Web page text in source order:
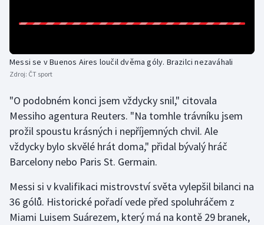
Plavání
Ragby
Rychlobruslení
Short track
Messi se v Buenos Aires loučil dvěma góly. Brazilci nezaváhali
Zdroj: ČT sport
"O podobném konci jsem vždycky snil," citovala
Messiho agentura Reuters. "Na tomhle trávníku jsem
prožil spoustu krásných i nepříjemných chvil. Ale
vždycky bylo skvělé hrát doma," přidal bývalý hráč
Barcelony nebo Paris St. Germain.
Messi si v kvalifikaci mistrovství světa vylepšil bilanci na
36 gólů. Historické pořadí vede před spoluhráčem z
Miami Luisem Suárezem, který má na kontě 29 branek,